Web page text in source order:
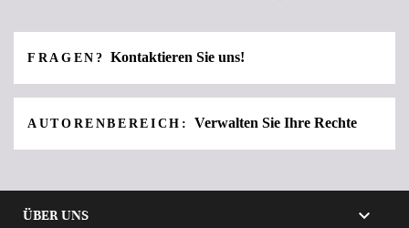
FRAGEN?Kontaktieren Sie uns!
AUTORENBEREICH: Verwalten Sie Ihre Rechte
ÜBER UNS 